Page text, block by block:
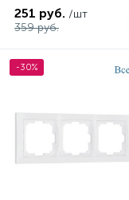
251 руб. /шт
359 руб.
-30%